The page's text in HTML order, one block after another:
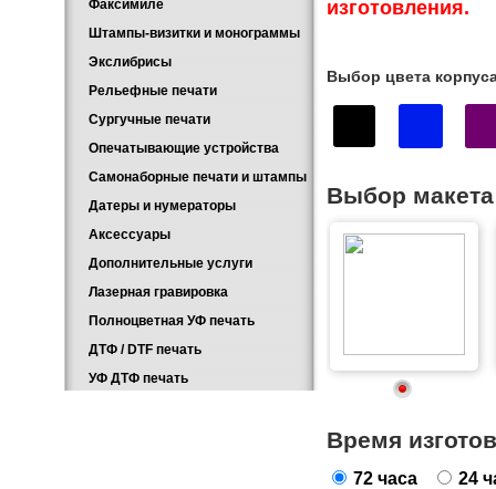
изготовления.
Выбор цвета
Выбор макета
Время
72 часа 24
Факсимиле
Штампы-визитки и монограммы
Экслибрисы
Рельефные печати
Сургучные печати
Опечатывающие устройства
Самонаборные печати и штампы
Датеры и нумераторы
Аксессуары
Дополнительные услуги
Лазерная гравировка
Полноцветная УФ печать
ДТФ / DTF печать
УФ ДТФ печать